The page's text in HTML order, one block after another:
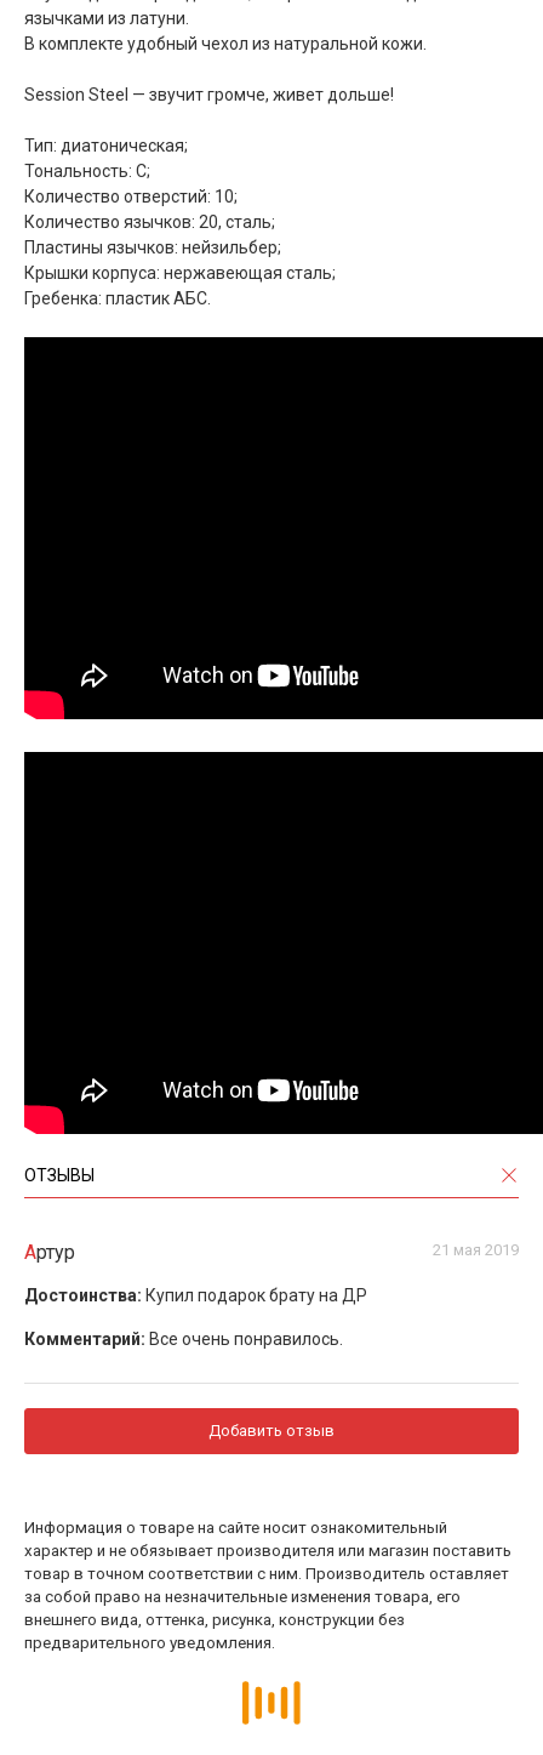
язычками из латуни.
В комплекте удобный чехол из натуральной кожи.
Session Steel — звучит громче, живет дольше!
Тип: диатоническая;
Тональность: C;
Количество отверстий: 10;
Количество язычков: 20, сталь;
Пластины язычков: нейзильбер;
Крышки корпуса: нержавеющая сталь;
Гребенка: пластик АБС.
ОТЗЫВЫ
Артур 21 мая 2019
Достоинства: Купил подарок брату на ДР
Комментарий: Все очень понравилось.
Добавить отзыв
Информация о товаре на сайте носит ознакомительный
характер и не обязывает производителя или магазин поставить
товар в точном соответствии с ним. Производитель оставляет
за собой право на незначительные изменения товара, его
внешнего вида, оттенка, рисунка, конструкции без
предварительного уведомления.